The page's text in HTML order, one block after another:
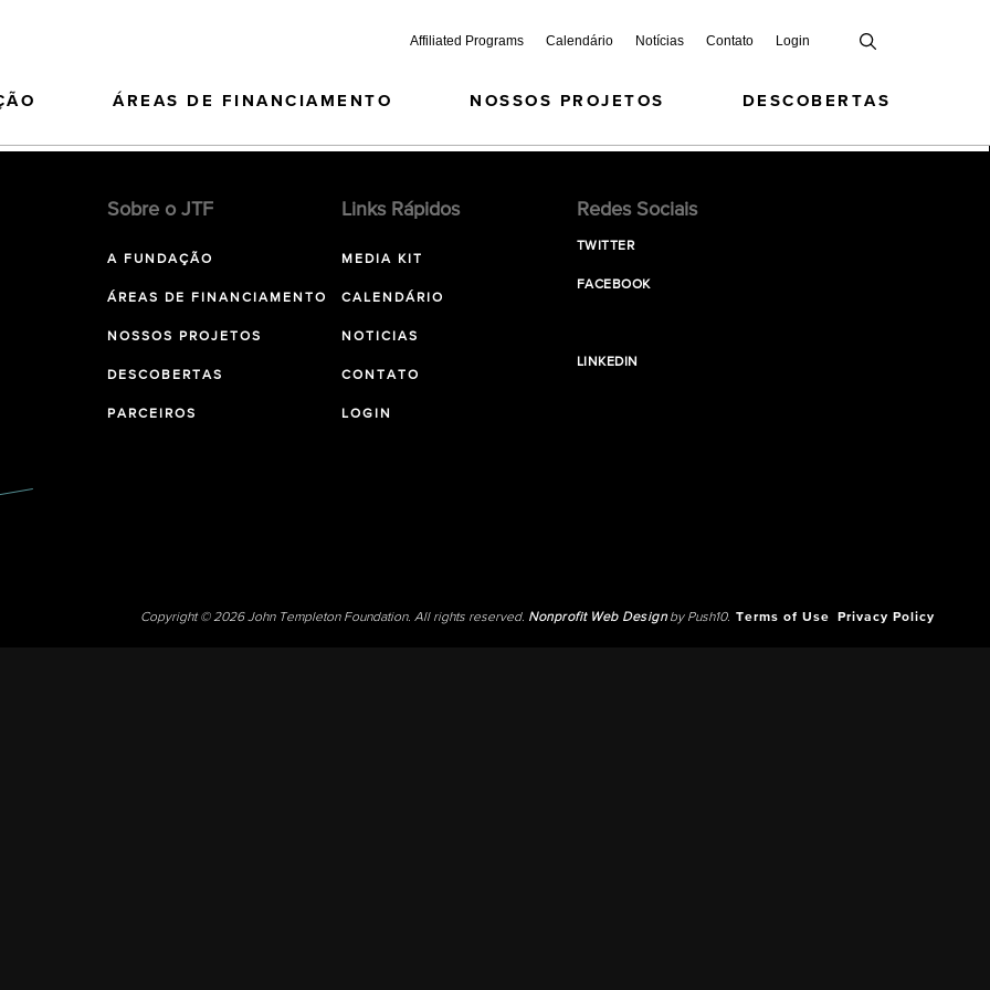
Affiliated Programs Calendário Notícias Contato Login
ÁREAS DE FINANCIAMENTO NOSSOS PROJETOS DESCOBERTAS
Sobre o JTF
A FUNDAÇÃO
ÁREAS DE FINANCIAMENTO
NOSSOS PROJETOS
DESCOBERTAS
PARCEIROS
Links Rápidos
MEDIA KIT
CALENDÁRIO
NOTICIAS
CONTATO
LOGIN
Redes Sociais
TWITTER
FACEBOOK
LINKEDIN
Copyright © 2026 John Templeton Foundation. All rights reserved. Nonprofit Web Designby Push10. Terms of Use Privacy Policy